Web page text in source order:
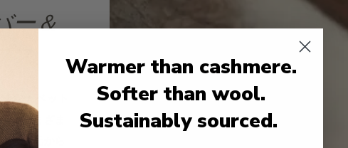
ー＆
なチベット
、さまざま
供給元から
Warmer than cashmere.
Softer than wool.
Sustainably sourced.